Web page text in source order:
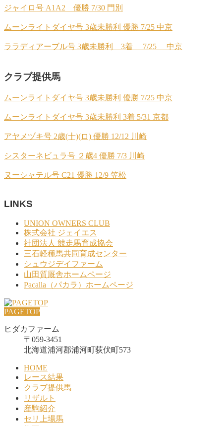
ジャイロ号 A1A2 優勝 7/30 門別
ムーンライトダイヤ号 3歳未勝利 優勝 7/25 中京
ララディアーブル号 3歳未勝利 3着 7/25 中京
クラブ提供馬
ムーンライトダイヤ号 3歳未勝利 優勝 7/25 中京
ムーンライトダイヤ号 3歳未勝利 3着 5/31 京都
アヤメヅキ号 2歳(十)(ロ) 優勝 12/12 川崎
シスターネビュラ号 ２歳4 優勝 7/3 川崎
ヌーシャテル号 C21 優勝 12/9 笠松
LINKS
UNION OWNERS CLUB
株式会社 ジェイエス
社団法人 競走馬育成協会
三石軽種馬共同育成センター
シュウジデイファーム
山田質厩舎ホームページ
Pacalla（パカラ）ホームページ
PAGETOP
ヒダカファーム
〒059-3451
北海道浦河郡浦河町荻伏町573
HOME
レース結果
クラブ提供馬
リザルト
産駒紹介
セリ上場馬